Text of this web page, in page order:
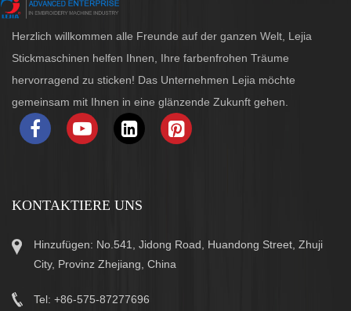
Herzlich willkommen alle Freunde auf der ganzen Welt, Lejia
Stickmaschinen helfen Ihnen, Ihre farbenfrohen Träume
hervorragend zu sticken! Das Unternehmen Lejia möchte
gemeinsam mit Ihnen in eine glänzende Zukunft gehen.
KONTAKTIERE UNS
Hinzufügen: No.541, Jidong Road, Huandong Street, Zhuji
City, Provinz Zhejiang, China
Tel: +86-575-87277696